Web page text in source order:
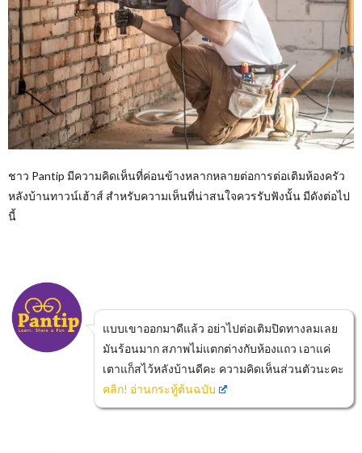
ชาว Pantip มีความคิดเห็นที่ค่อนข้างหลากหลายต่อการต่อเติมห้องครัว
หลังบ้านทาวน์เฮ้าส์ สำหรับความเห็นที่น่าสนใจควรรับฟังนั้น มีดังต่อไป
นี้
แบบเขาออกมาดีแล้ว อย่าไปต่อเติมปิดทางลมเลย
มันร้อนมาก สภาพไม่แตกต่างกับห้องแถว เอาแค่
เตาแก็สไว้หลังบ้านดีคะ ความคิดเห็นส่วนตัวนะคะ
คลิก! อ่านกระทู้ต้นฉบับ